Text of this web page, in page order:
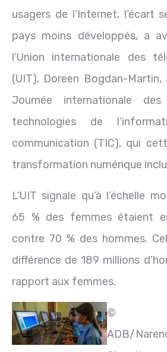
usagers de l’Internet, l’écart
pays moins développés, a
l’Union internationale des
(UIT), Doreen Bogdan-Martin,
Journée internationale
technologies de
communication (TIC), qui
transformation numérique
L’UIT signale qu’à l’échelle
65 % des femmes étaient
contre 70 % des hommes.
différence de 189 millions
rapport aux femmes.
©
ADB/